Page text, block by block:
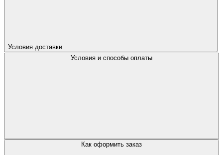
Условия доставки
Условия и способы оплаты
Как оформить заказ